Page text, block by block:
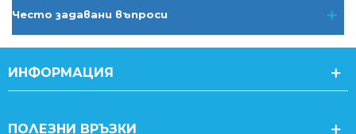
Често задавани въпроси
ИНФОРМАЦИЯ
ПОЛЕЗНИ ВРЪЗКИ